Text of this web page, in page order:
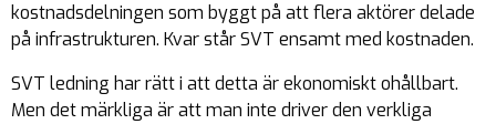
kostnadsdelningen som byggt på att flera aktörer delade
på infrastrukturen. Kvar står SVT ensamt med kostnaden.
SVT ledning har rätt i att detta är ekonomiskt ohållbart.
Men det märkliga är att man inte driver den verkliga